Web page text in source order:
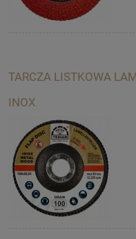
TARCZA LISTKOWA
INOX